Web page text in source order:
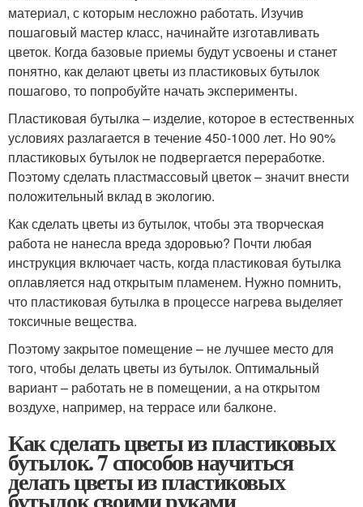
материал, с которым несложно работать. Изучив
пошаговый мастер класс, начинайте изготавливать
цветок. Когда базовые приемы будут усвоены и станет
понятно, как делают цветы из пластиковых бутылок
пошагово, то попробуйте начать эксперименты.
Пластиковая бутылка – изделие, которое в естественных
условиях разлагается в течение 450-1000 лет. Но 90%
пластиковых бутылок не подвергается переработке.
Поэтому сделать пластмассовый цветок – значит внести
положительный вклад в экологию.
Как сделать цветы из бутылок, чтобы эта творческая
работа не нанесла вреда здоровью? Почти любая
инструкция включает часть, когда пластиковая бутылка
оплавляется над открытым пламенем. Нужно помнить,
что пластиковая бутылка в процессе нагрева выделяет
токсичные вещества.
Поэтому закрытое помещение – не лучшее место для
того, чтобы делать цветы из бутылок. Оптимальный
вариант – работать не в помещении, а на открытом
воздухе, например, на террасе или балконе.
Как сделать цветы из пластиковых
бутылок. 7 способов научиться
делать цветы из пластиковых